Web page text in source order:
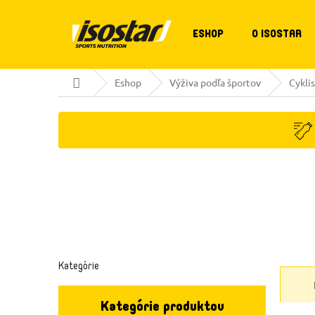
ESHOP O ISOSTAR
DomovEshop Výživa podľa športov
o
č
kategórie
Kategórie
Kategórie produktov